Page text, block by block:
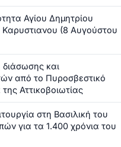
Αγίου Δημητρίου
(8 Αυγούστου
διάσωσης και
από το Πυροσβεστικό
Αττικοβοιωτίας
στη Βασιλική του
για τα 1.400 χρόνια του